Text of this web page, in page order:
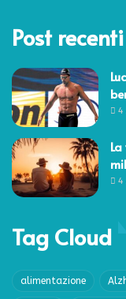
Post recenti
4
4
Tag Cloud
alimentazione